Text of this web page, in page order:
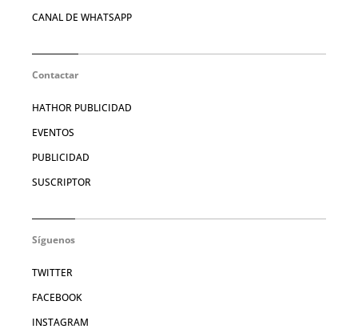
CANAL DE WHATSAPP
Contactar
HATHOR PUBLICIDAD
EVENTOS
PUBLICIDAD
SUSCRIPTOR
Síguenos
TWITTER
FACEBOOK
INSTAGRAM